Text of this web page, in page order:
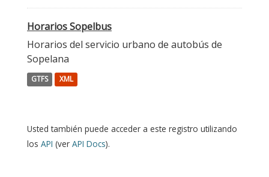
Horarios Sopelbus
Horarios del servicio urbano de autobús de
Sopelana
GTFS XML
Usted también puede acceder a este registro utilizando
los API (ver API Docs).